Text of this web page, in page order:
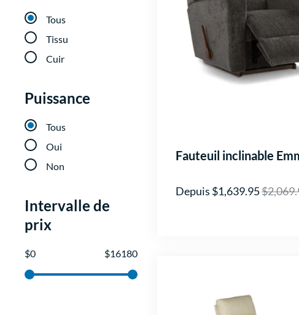
Tous
Tissu
Cuir
Puissance
Tous
Oui
Non
Intervalle de
prix
$0 $16180
Fauteuil inclinable
Depuis $1,639.95